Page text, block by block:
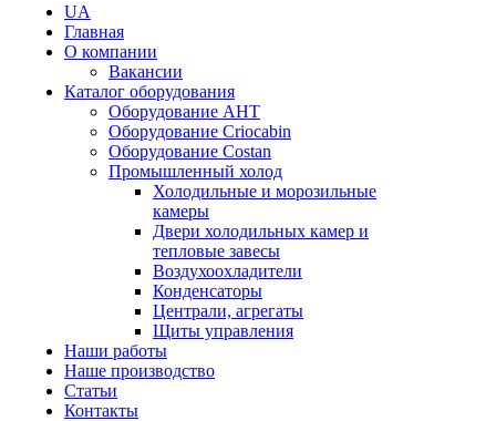
UA
Главная
О компании
Вакансии
Каталог оборудования
Оборудование AHT
Оборудование Criocabin
Оборудование Costan
Промышленный холод
Холодильные и морозильные
камеры
Двери холодильных камер и
тепловые завесы
Воздухоохладители
Конденсаторы
Централи, агрегаты
Щиты управления
Наши работы
Наше производство
Статьи
Контакты